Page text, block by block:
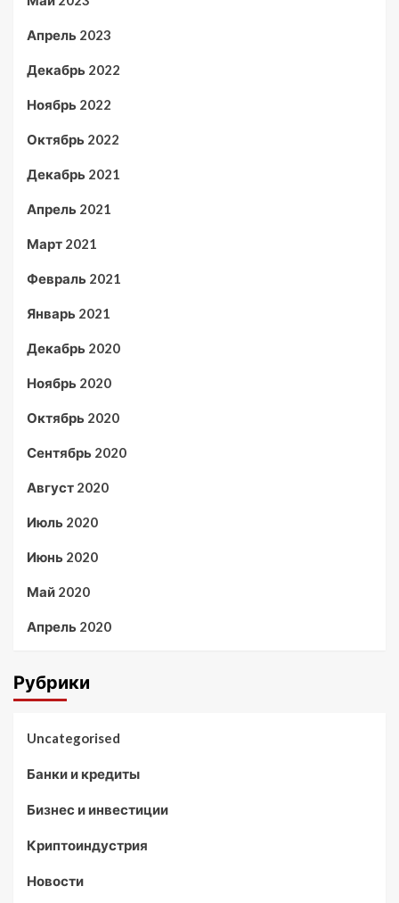
Апрель 2023
Декабрь 2022
Ноябрь 2022
Октябрь 2022
Декабрь 2021
Апрель 2021
Март 2021
Февраль 2021
Январь 2021
Декабрь 2020
Ноябрь 2020
Октябрь 2020
Сентябрь 2020
Август 2020
Июль 2020
Июнь 2020
Май 2020
Апрель 2020
Рубрики
Uncategorised
Банки и кредиты
Бизнес и инвестиции
Криптоиндустрия
Новости